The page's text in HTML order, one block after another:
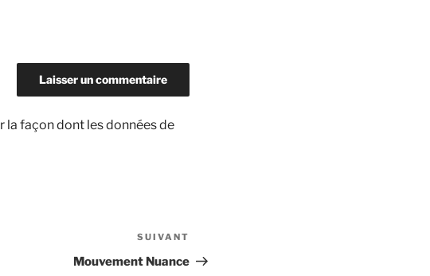
la façon dont les données de
suivant
SUIVANT
Mouvement Nuance